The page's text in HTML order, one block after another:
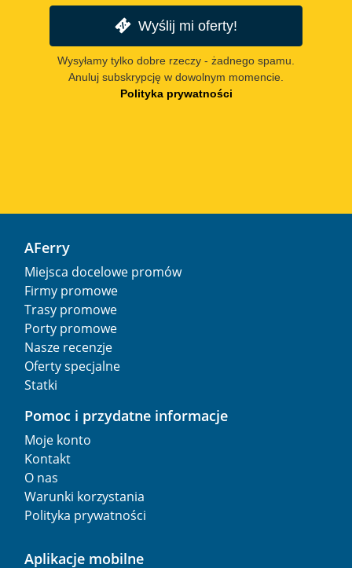
Wyślij mi oferty!
Wysyłamy tylko dobre rzeczy - żadnego spamu.
Anuluj subskrypcję w dowolnym momencie.
Polityka prywatności
AFerry
Miejsca docelowe promów
Firmy promowe
Trasy promowe
Porty promowe
Nasze recenzje
Oferty specjalne
Statki
Pomoc i przydatne informacje
Moje konto
Kontakt
O nas
Warunki korzystania
Polityka prywatności
Aplikacje mobilne